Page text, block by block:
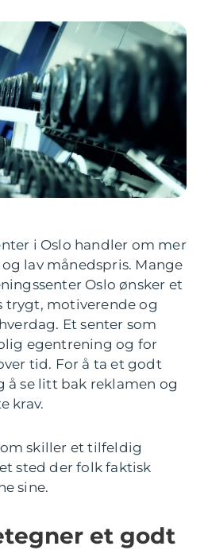
i Oslo handler om mer
lav månedspris. Mange
Oslo ønsker et
trygt, motiverende og
Et senter som
egentrening og for
tid. For å ta et godt
å se litt bak reklamen og
krav.
skiller et tilfeldig
sted der folk faktisk
sine.
et godt